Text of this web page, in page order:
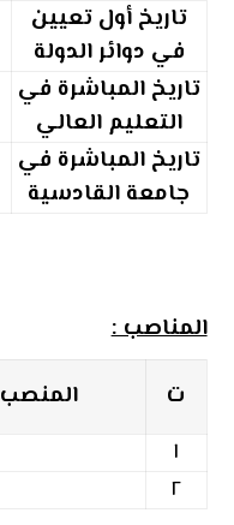
تاريخ أول تعيين
في دوائر الدولة
تاريخ المباشرة في
التعليم العالي
تاريخ المباشرة في
جامعة القادسية
المناصب :
ت
المنصب
١
٢